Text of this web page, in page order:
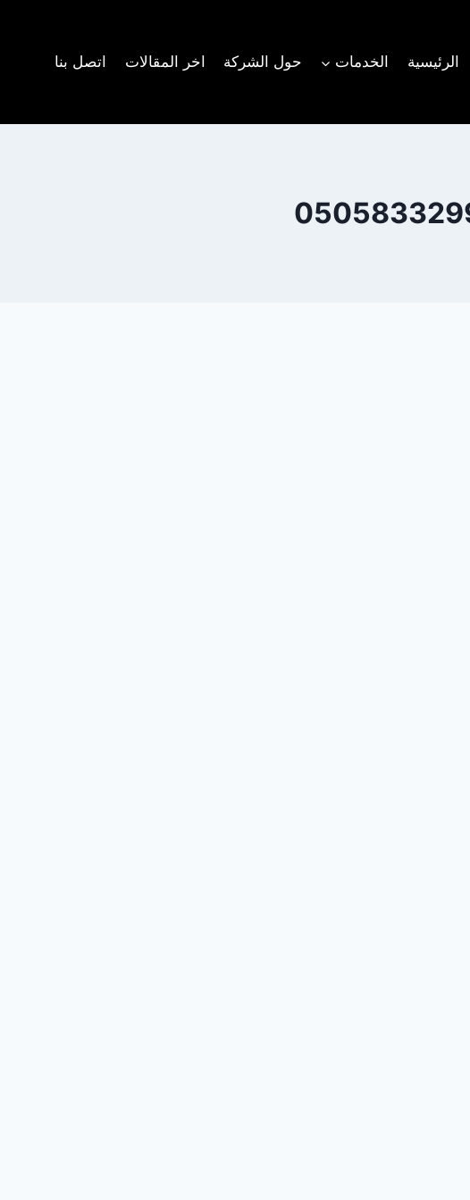
الرئيسية الخدمات حول الشركة اخر المقالات اتصل بنا